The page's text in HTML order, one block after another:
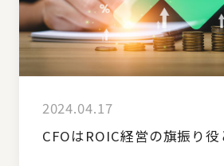
2024.04.17
CFOはROIC経営の旗振り役